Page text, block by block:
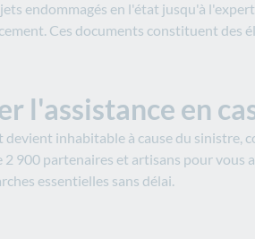
endommagés en l'état jusqu'à
Ces documents constituent
l'assistance en
devient inhabitable à cause du sinistre,
2 900 partenaires et artisans pour
essentielles sans délai.​